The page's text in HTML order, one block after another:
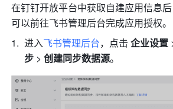
在钉钉开放平台中获取自建应用信息
可以前往飞书管理后台完成应用授权。
进入飞书管理后台，点击 企业设置
步 > 创建同步数据源。